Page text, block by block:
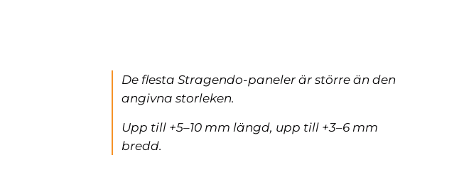
De flesta Stragendo-paneler är större än den
angivna storleken.
Upp till +5–10 mm längd, upp till +3–6 mm
bredd.